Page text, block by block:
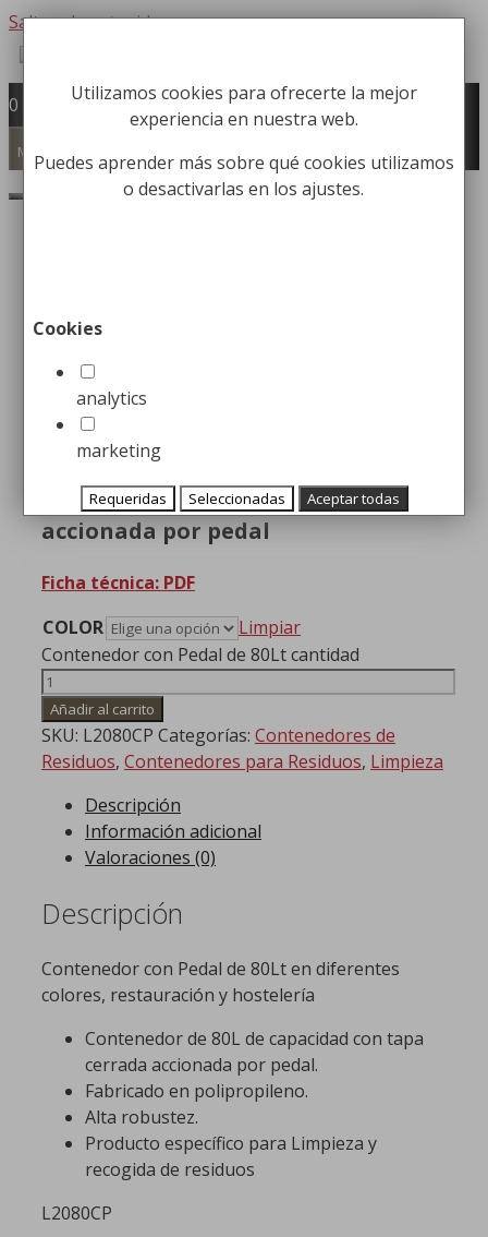
Saltar al contenido
Fabricación y comercialización de
equipamiento para la higiene industrial
Búsqueda de productos
0
Menú
Contenedor con Pedal de
80Lt
89,99€
Contenedor con ruedas 80lt y tapa
accionada por pedal
Ficha técnica: PDF
COLOR
Limpiar
Contenedor con Pedal de 80Lt cantidad
Añadir al carrito
SKU: L2080CP Categorías: Contenedores de
Residuos, Contenedores para Residuos, Limpieza
Descripción
Información adicional
Valoraciones (0)
Descripción
Contenedor con Pedal de 80Lt en diferentes
colores, restauración y hostelería
Contenedor de 80L de capacidad con tapa
cerrada accionada por pedal.
Fabricado en polipropileno.
Alta robustez.
Producto específico para Limpieza y
recogida de residuos
L2080CP
Utilizamos cookies para ofrecerte la mejor
experiencia en nuestra web.
Puedes aprender más sobre qué cookies utilizamos
o desactivarlas en los ajustes.
Cookies
analytics
marketing
Requeridas Seleccionadas Aceptar todas